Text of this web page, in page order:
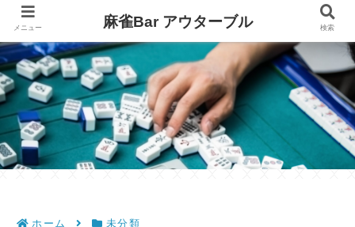
ホーム 未分類
メニュー 麻雀Bar アウターブル 検索